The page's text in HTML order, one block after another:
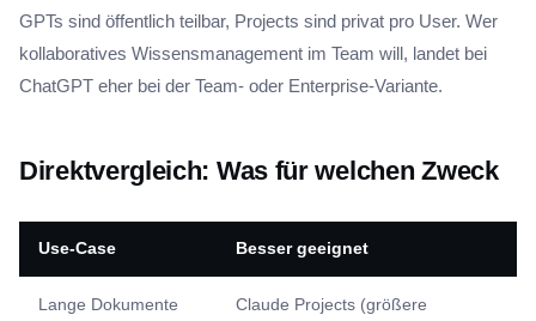
GPTs sind öffentlich teilbar, Projects sind privat pro User. Wer
kollaboratives Wissensmanagement im Team will, landet bei
ChatGPT eher bei der Team- oder Enterprise-Variante.
Direktvergleich: Was für welchen Zweck
Use-Case Besser geeignet
Lange Dokumente
Claude Projects (größere